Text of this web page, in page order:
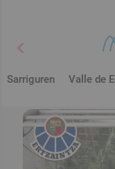
chevron_left
Sarriguren Valle de